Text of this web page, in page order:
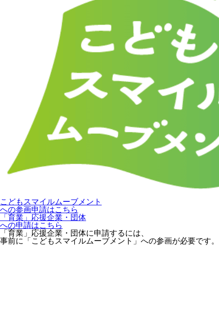
こどもスマイルムーブメント
への参画申請はこちら
「育業」応援企業・団体
への申請はこちら
「育業」応援企業・団体に申請するには、
事前に「こどもスマイルムーブメント」への参画が必要です。